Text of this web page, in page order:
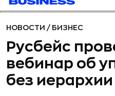
НОВОСТИ / БИЗНЕС
Русбейс
вебинар об
без иерархии